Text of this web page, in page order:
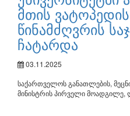
მთის
წინამძღვრის
ჩატარდა
03.11.2025
საქართველოს განათლების,
მინისტრის პირველი მოადგილე,